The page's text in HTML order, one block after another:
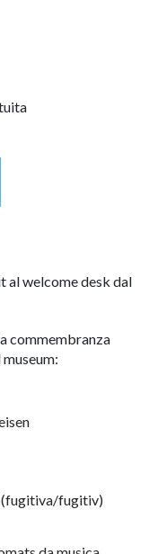
al welcome desk dal
commembranza
(fugitiva/fugitiv)